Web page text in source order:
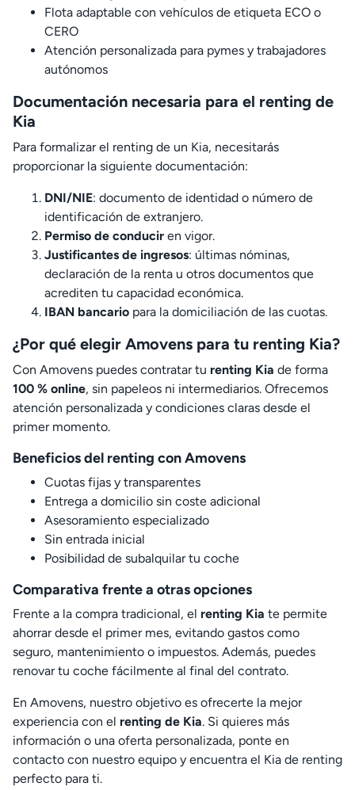
Flota adaptable con vehículos de etiqueta ECO o
CERO
Atención personalizada para pymes y trabajadores
autónomos
Documentación necesaria para el renting de
Kia
Para formalizar el renting de un Kia, necesitarás
proporcionar la siguiente documentación:
DNI/NIE: documento de identidad o número de
identificación de extranjero.
Permiso de conducir en vigor.
Justificantes de ingresos: últimas nóminas,
declaración de la renta u otros documentos que
acrediten tu capacidad económica.
IBAN bancario para la domiciliación de las cuotas.
¿Por qué elegir Amovens para tu renting Kia?
Con Amovens puedes contratar tu renting Kia de forma
100 % online, sin papeleos ni intermediarios. Ofrecemos
atención personalizada y condiciones claras desde el
primer momento.
Beneficios del renting con Amovens
Cuotas fijas y transparentes
Entrega a domicilio sin coste adicional
Asesoramiento especializado
Sin entrada inicial
Posibilidad de subalquilar tu coche
Comparativa frente a otras opciones
Frente a la compra tradicional, el renting Kia te permite
ahorrar desde el primer mes, evitando gastos como
seguro, mantenimiento o impuestos. Además, puedes
renovar tu coche fácilmente al final del contrato.
En Amovens, nuestro objetivo es ofrecerte la mejor
experiencia con el renting de Kia. Si quieres más
información o una oferta personalizada, ponte en
contacto con nuestro equipo y encuentra el Kia de renting
perfecto para ti.